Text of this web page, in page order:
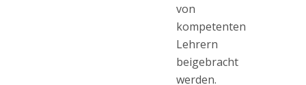
von
kompetenten
Lehrern
beigebracht
werden.